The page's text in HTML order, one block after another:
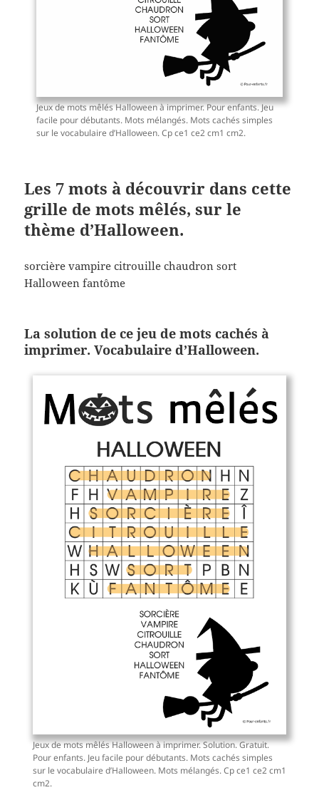
Jeux de mots mêlés Halloween à imprimer. Pour enfants. Jeu
facile pour débutants. Mots mélangés. Mots cachés simples
sur le vocabulaire d’Halloween. Cp ce1 ce2 cm1 cm2.
Les 7 mots à découvrir dans cette
grille de mots mêlés, sur le
thème d’Halloween.
sorcière vampire citrouille chaudron sort
Halloween fantôme
La solution de ce jeu de mots cachés à
imprimer. Vocabulaire d’Halloween.
Jeux de mots mêlés Halloween à imprimer. Solution. Gratuit.
Pour enfants. Jeu facile pour débutants. Mots cachés simples
sur le vocabulaire d’Halloween. Mots mélangés. Cp ce1 ce2 cm1
cm2.